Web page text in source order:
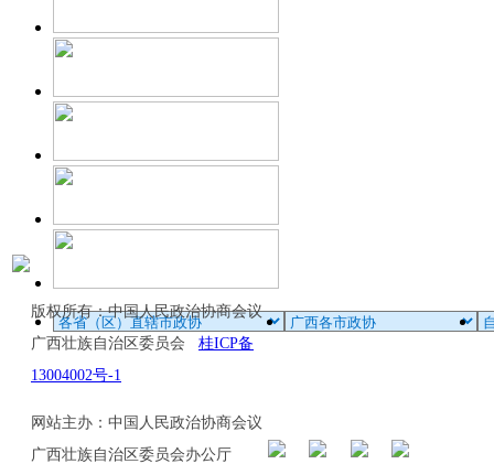
版权所有：中国人民政治协商会议
广西壮族自治区委员会 桂ICP备
13004002号-1
网站主办：中国人民政治协商会议
广西壮族自治区委员会办公厅